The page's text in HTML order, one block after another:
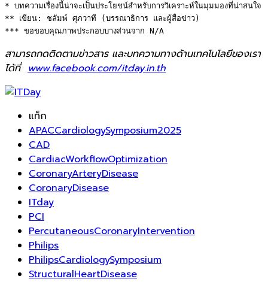
* บทความเรื่องนี้น่าจะเป็นประโยชน์สำหรับการวิเคราะห์ในมุมมองที่น่าสนใจ
** เขียน: ชลัมพ์ ศุภวาที (บรรณาธิการ และผู้สื่อข่าว)
*** ขอขอบคุณภาพประกอบบางส่วนจาก N/A
สามารถกดติดตามข่าวสาร และบทความทางด้านเทคโนโลยีของเรา
ได้ที่ www.facebook.com/itday.in.th
แท็ก
APACCardiologySymposium2025
CAD
CardiacWorkflowOptimization
CoronaryArteryDisease
CoronaryDisease
ITday
PCI
PercutaneousCoronaryIntervention
Philips
PhilipsCardiologySymposium
StructuralHeartDisease